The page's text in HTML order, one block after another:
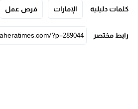
كلمات دليلية الإمارات فرص عمل
رابط مختصر